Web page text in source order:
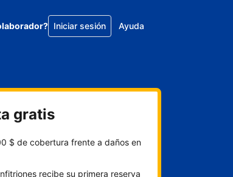
Iniciar sesión Ayuda
gratis
$ de cobertura frente a daños en
recibe su primera reserva